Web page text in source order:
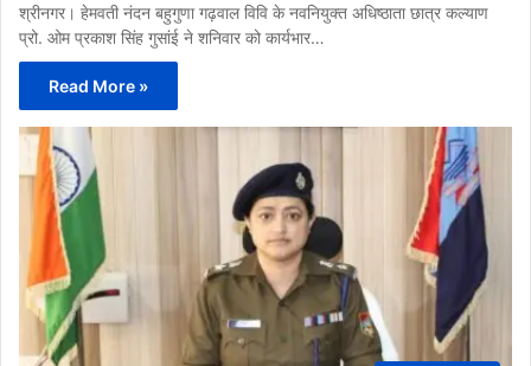
श्रीनगर। हेमवती नंदन बहुगुणा गढ़वाल विवि के नवनियुक्त अधिष्ठाता छात्र कल्याण
प्रो. ओम प्रकाश सिंह गुसांई ने शनिवार को कार्यभार…
Read More »